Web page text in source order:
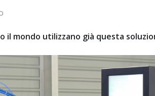
il mondo utilizzano già questa